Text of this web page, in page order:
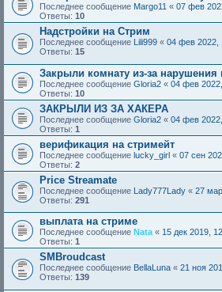
Последнее сообщение Margo11 « 07 фев
Ответы: 10
Надстройки на Стрим
Последнее сообщение Lili999 « 04 фев 2022,
Ответы: 15
Закрыли комнату из-за нарушения
Последнее сообщение Gloria2 « 04 фев
Ответы: 10
ЗАКРЫЛИ ИЗ ЗА ХАКЕРА
Последнее сообщение Gloria2 « 04 фев
Ответы: 1
верификация на стримейт
Последнее сообщение lucky_girl « 07 сен
Ответы: 2
Price Streamate
Последнее сообщение Lady777Lady « 27
Ответы: 291
выплата на стриме
Последнее сообщение Nata« 15 дек 2019,
Ответы: 1
SMBroudcast
Последнее сообщение BellaLuna « 21 ноя
Ответы: 139